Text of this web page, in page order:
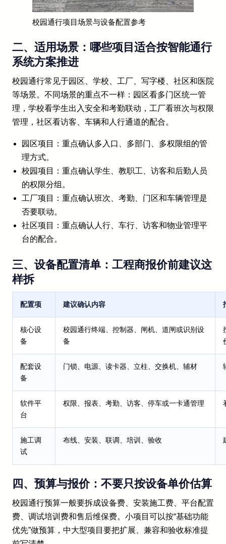
校园通行项目场景与设备配置参考
二、适用场景：哪些项目适合按智能通行
系统方案推进
校园通行常见于园区、学校、工厂、写字楼、社区和医院
等场景。不同场景的重点不一样：园区看多门区统一管
理，学校看学生出入安全和考勤联动，工厂看班次与权限
管理，社区看访客、车辆和人行通道的配合。
园区项目：重点确认多入口、多部门、多权限组的管
理方式。
校园项目：重点确认学生、教职工、访客和后勤人员
的权限分组。
工厂项目：重点确认班次、考勤、门区和车辆管理是
否要联动。
社区项目：重点确认人行、车行、访客和物业管理平
台的配合。
三、设备配置清单：工程商报价前建议这
样拆
配置项 建议确认内容
核心设
备
校园通行终端、控制器、闸机、道闸或识别设
备
配套设
备
门锁、电源、读卡器、立柱、交换机、辅材
软件平
台
权限、报表、考勤、访客、停车或一卡通管理
施工调
试
布线、安装、联调、培训、验收
四、预算与报价：不要只按设备单价估算
校园通行预算一般要拆成设备费、安装施工费、平台配置
费、调试培训费和售后维保费。小项目可以按“基础功能
优先”做预算，中大型项目要把扩展、兼容和验收标准提